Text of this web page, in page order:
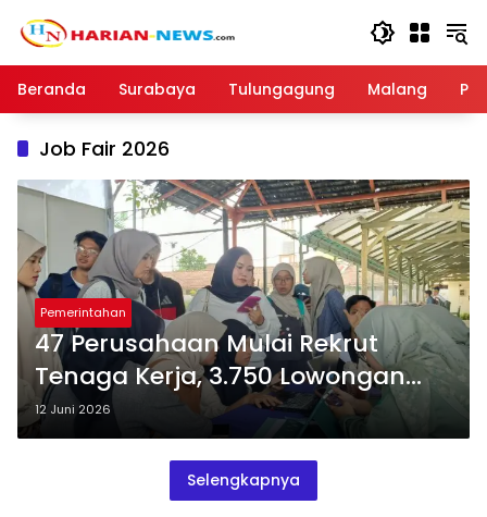
Beranda
Surabaya Tulungagung Malang
Job Fair 2026
Pemerintahan
47 Perusahaan Mulai Rekrut
Tenaga Kerja, 3.750 Lowongan
Dibuka di Job Fair Tulungagung
2026
12 Juni 2026
Selengkapnya